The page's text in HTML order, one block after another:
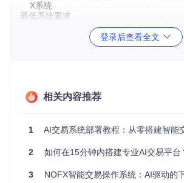
X系统
最低系统要求
操作系统：Linux/macOS/Windows（推
硬件配置：4GB RAM，20GB可用磁盘空
NOFX采用多容器架构设计，通过Docker
编排。核心组件包括：
nofx/
登录后查看全文
相关内容推荐
1 AI交易系统部署教程：从零搭建智能
2 如何在15分钟内搭建专业AI交易平台？
3 NOFX智能交易操作系统：AI驱动的下